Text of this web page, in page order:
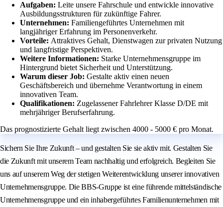
Aufgaben: Leite unsere Fahrschule und entwickle innovative
Ausbildungsstrukturen für zukünftige Fahrer.
Unternehmen: Familiengeführtes Unternehmen mit
langjähriger Erfahrung im Personenverkehr.
Vorteile: Attraktives Gehalt, Dienstwagen zur privaten Nutzung
und langfristige Perspektiven.
Weitere Informationen: Starke Unternehmensgruppe im
Hintergrund bietet Sicherheit und Unterstützung.
Warum dieser Job: Gestalte aktiv einen neuen
Geschäftsbereich und übernehme Verantwortung in einem
innovativen Team.
Qualifikationen: Zugelassener Fahrlehrer Klasse D/DE mit
mehrjähriger Berufserfahrung.
Das prognostizierte Gehalt liegt zwischen 4000 - 5000 € pro Monat.
Sichern Sie Ihre Zukunft – und gestalten Sie sie aktiv mit. Gestalten Sie
die Zukunft mit unserem Team nachhaltig und erfolgreich. Begleiten Sie
uns auf unserem Weg der stetigen Weiterentwicklung unserer innovativen
Unternehmensgruppe. Die BBS-Gruppe ist eine führende mittelständische
Unternehmensgruppe und ein inhabergeführtes Familienunternehmen mit